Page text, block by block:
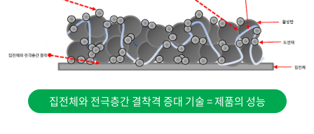
집전체와 전극층간 결착격 증대 기술 = 제품의 성능